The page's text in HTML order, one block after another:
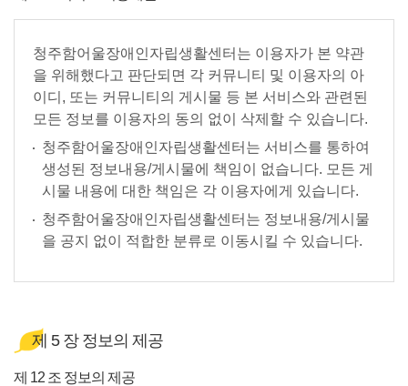
청주함어울장애인자립생활센터는 이용자가 본 약관
을 위해했다고 판단되면 각 커뮤니티 및 이용자의 아
이디, 또는 커뮤니티의 게시물 등 본 서비스와 관련된
모든 정보를 이용자의 동의 없이 삭제할 수 있습니다.
청주함어울장애인자립생활센터는 서비스를 통하여
생성된 정보내용/게시물에 책임이 없습니다. 모든 게
시물 내용에 대한 책임은 각 이용자에게 있습니다.
청주함어울장애인자립생활센터는 정보내용/게시물
을 공지 없이 적합한 분류로 이동시킬 수 있습니다.
제 5 장 정보의 제공
제 12 조 정보의 제공